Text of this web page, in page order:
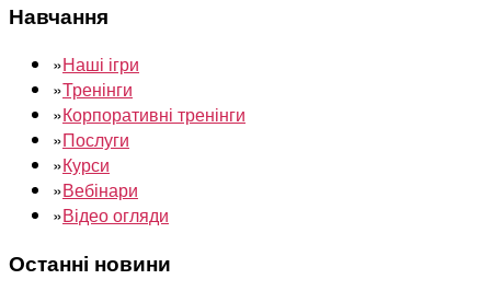
Навчання
»Наші ігри
»Тренінги
»Корпоративні тренінги
»Послуги
»Курси
»Вебінари
»Відео огляди
Останні новини